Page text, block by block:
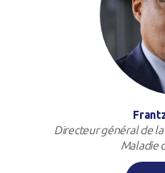
Directeur général de la
Maladie